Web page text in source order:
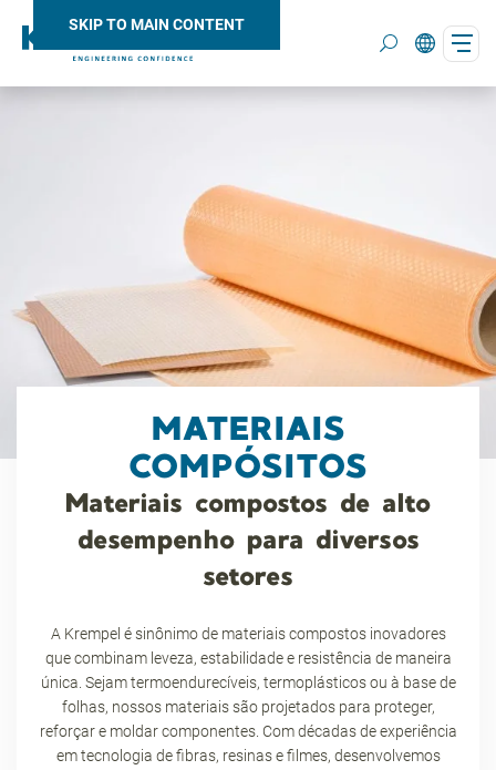
SKIP TO MAIN CONTENT
MATERIAIS
COMPÓSITOS
Materiais compostos de alto
desempenho para diversos
setores
A Krempel é sinônimo de materiais compostos inovadores
que combinam leveza, estabilidade e resistência de maneira
única. Sejam termoendurecíveis, termoplásticos ou à base de
folhas, nossos materiais são projetados para proteger,
reforçar e moldar componentes. Com décadas de experiência
em tecnologia de fibras, resinas e filmes, desenvolvemos